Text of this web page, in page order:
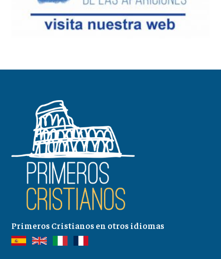
Primeros Cristianos en otros idiomas